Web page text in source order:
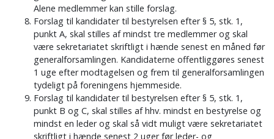
Alene medlemmer kan stille forslag.
Forslag til kandidater til bestyrelsen efter § 5, stk. 1,
punkt A, skal stilles af mindst tre medlemmer og skal
være sekretariatet skriftligt i hænde senest en måned før
generalforsamlingen. Kandidaterne offentliggøres senest
1 uge efter modtagelsen og frem til generalforsamlingen
tydeligt på foreningens hjemmeside.
Forslag til kandidater til bestyrelsen efter § 5, stk. 1,
punkt B og C, skal stilles af hhv. mindst en bestyrelse og
mindst en leder og skal så vidt muligt være sekretariatet
skriftligt i hænde senest 2 uger før leder- og